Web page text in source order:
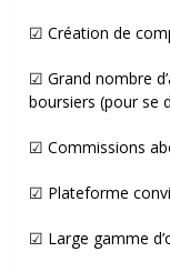
☑ Création de
☑ Grand nombre
boursiers (pour se
☑ Commissions
☑ Plateforme
☑ Large gamme